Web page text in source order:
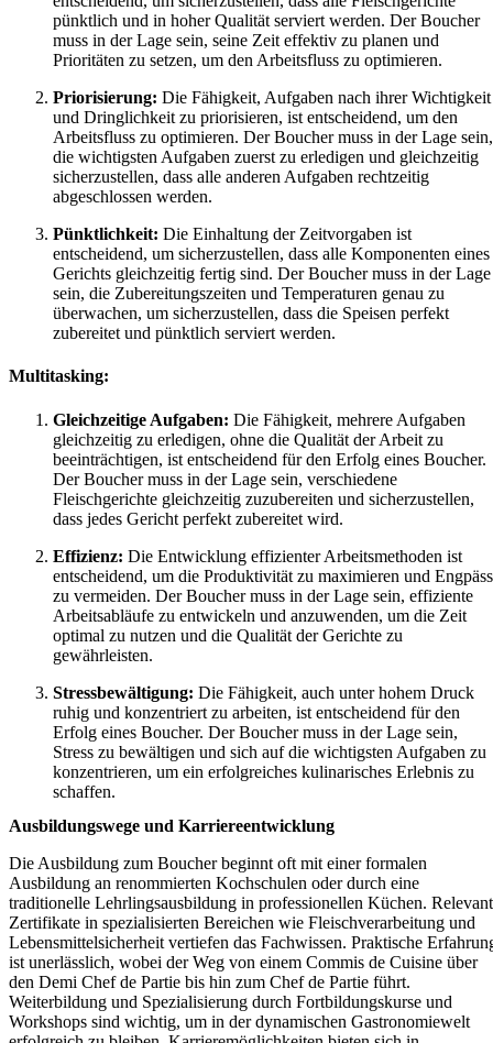
pünktlich und in hoher Qualität serviert werden. Der Boucher
muss in der Lage sein, seine Zeit effektiv zu planen und
Prioritäten zu setzen, um den Arbeitsfluss zu optimieren.
Priorisierung: Die Fähigkeit, Aufgaben nach ihrer Wichtigkeit
und Dringlichkeit zu priorisieren, ist entscheidend, um den
Arbeitsfluss zu optimieren. Der Boucher muss in der Lage sein,
die wichtigsten Aufgaben zuerst zu erledigen und gleichzeitig
sicherzustellen, dass alle anderen Aufgaben rechtzeitig
abgeschlossen werden.
Pünktlichkeit: Die Einhaltung der Zeitvorgaben ist
entscheidend, um sicherzustellen, dass alle Komponenten eines
Gerichts gleichzeitig fertig sind. Der Boucher muss in der Lage
sein, die Zubereitungszeiten und Temperaturen genau zu
überwachen, um sicherzustellen, dass die Speisen perfekt
zubereitet und pünktlich serviert werden.
Multitasking:
Gleichzeitige Aufgaben: Die Fähigkeit, mehrere Aufgaben
gleichzeitig zu erledigen, ohne die Qualität der Arbeit zu
beeinträchtigen, ist entscheidend für den Erfolg eines Boucher.
Der Boucher muss in der Lage sein, verschiedene
Fleischgerichte gleichzeitig zuzubereiten und sicherzustellen,
dass jedes Gericht perfekt zubereitet wird.
Effizienz: Die Entwicklung effizienter Arbeitsmethoden ist
entscheidend, um die Produktivität zu maximieren und
zu vermeiden. Der Boucher muss in der Lage sein, effiziente
Arbeitsabläufe zu entwickeln und anzuwenden, um die Zeit
optimal zu nutzen und die Qualität der Gerichte zu
gewährleisten.
Stressbewältigung: Die Fähigkeit, auch unter hohem Druck
ruhig und konzentriert zu arbeiten, ist entscheidend für den
Erfolg eines Boucher. Der Boucher muss in der Lage sein,
Stress zu bewältigen und sich auf die wichtigsten Aufgaben zu
konzentrieren, um ein erfolgreiches kulinarisches Erlebnis zu
schaffen.
Ausbildungswege und Karriereentwicklung
Die Ausbildung zum Boucher beginnt oft mit einer formalen
Ausbildung an renommierten Kochschulen oder durch eine
traditionelle Lehrlingsausbildung in professionellen Küchen.
Zertifikate in spezialisierten Bereichen wie Fleischverarbeitung und
Lebensmittelsicherheit vertiefen das Fachwissen. Praktische
ist unerlässlich, wobei der Weg von einem Commis de Cuisine über
den Demi Chef de Partie bis hin zum Chef de Partie führt.
Weiterbildung und Spezialisierung durch Fortbildungskurse und
Workshops sind wichtig, um in der dynamischen Gastronomiewelt